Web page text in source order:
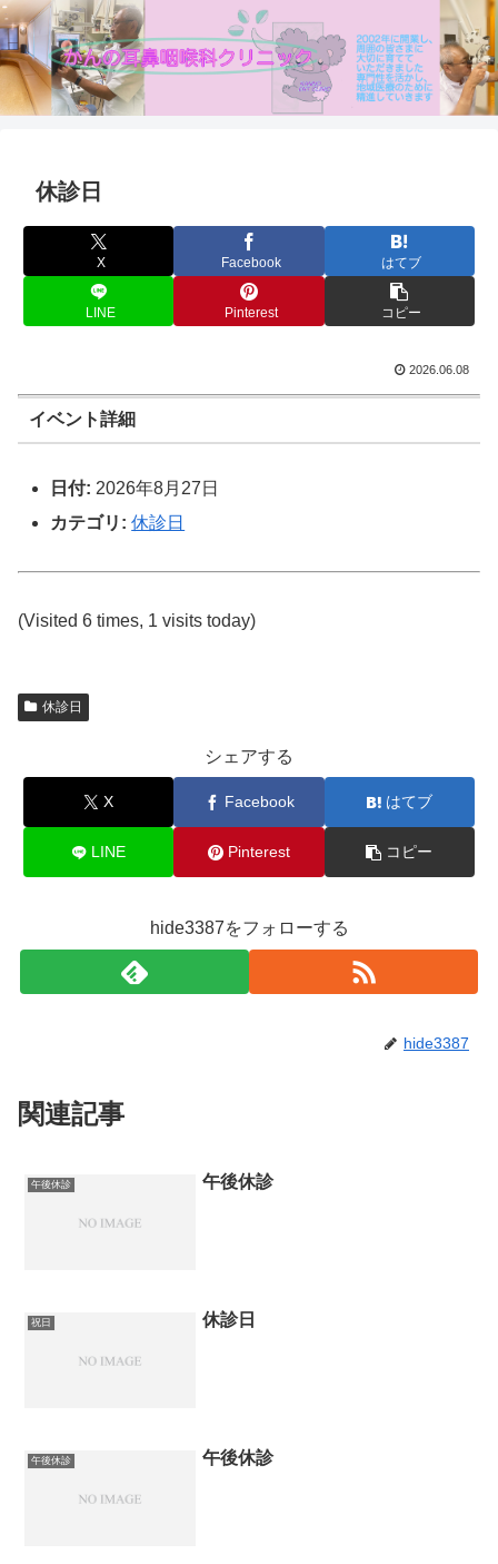
休診日
X Facebook はてブ
LINE Pinterest コピー
2026.06.08
イベント詳細
日付: 2026年8月27日
カテゴリ: 休診日
(Visited 6 times, 1 visits today)
休診日
シェアする
X Facebook はてブ
LINE Pinterest コピー
hide3387をフォローする
hide3387
関連記事
午後休診 午後休診
祝日 休診日
午後休診 午後休診